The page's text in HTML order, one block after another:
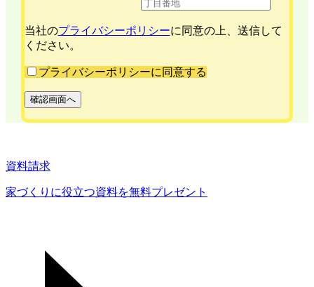
当社のプライバシーポリシーに同意の上、送信して
ください。
プライバシーポリシーに同意する
確認画面へ
資料請求
家づくりに役立つ資料を無料プレゼント